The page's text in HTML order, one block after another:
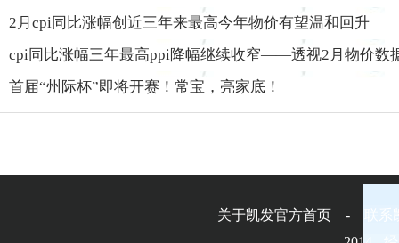
2月cpi同比涨幅创近三年来最高今年物价有望温和回升
cpi同比涨幅三年最高ppi降幅继续收窄——透视2月物价数
首届“州际杯”即将开赛！常宝，亮家底！
关于凯发官方首页 - 联